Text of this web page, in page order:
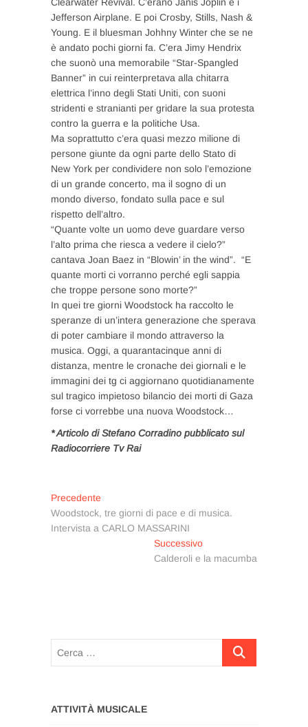
Clearwater Revival. C’erano Janis Joplin e i
Jefferson Airplane. E poi Crosby, Stills, Nash &
Young. E il bluesman Johhny Winter che se ne
è andato pochi giorni fa. C’era Jimy Hendrix
che suonò una memorabile “Star-Spangled
Banner” in cui reinterpretava alla chitarra
elettrica l’inno degli Stati Uniti, con suoni
stridenti e stranianti per gridare la sua protesta
contro la guerra e la politiche Usa.
Ma soprattutto c’era quasi mezzo milione di
persone giunte da ogni parte dello Stato di
New York per condividere non solo l’emozione
di un grande concerto, ma il sogno di un
mondo diverso, fondato sulla pace e sul
rispetto dell’altro.
“Quante volte un uomo deve guardare verso
l’alto prima che riesca a vedere il cielo?”
cantava Joan Baez in “Blowin’ in the wind”. “E
quante morti ci vorranno perché egli sappia
che troppe persone sono morte?”
In quei tre giorni Woodstock ha raccolto le
speranze di un’intera generazione che sperava
di poter cambiare il mondo attraverso la
musica. Oggi, a quarantacinque anni di
distanza, mentre le cronache dei giornali e le
immagini dei tg ci aggiornano quotidianamente
sul tragico impietoso bilancio dei morti di Gaza
forse ci vorrebbe una nuova Woodstock…
* Articolo di Stefano Corradino pubblicato sul
Radiocorriere Tv Rai
Navigazione
articoli
Precedente
precedente:
Woodstock, tre giorni di pace e di musica.
Intervista a CARLO MASSARINI
SuccessivoArticolo
successivo:
Calderoli e la macumba
Cerca
ATTIVITÀ MUSICALE